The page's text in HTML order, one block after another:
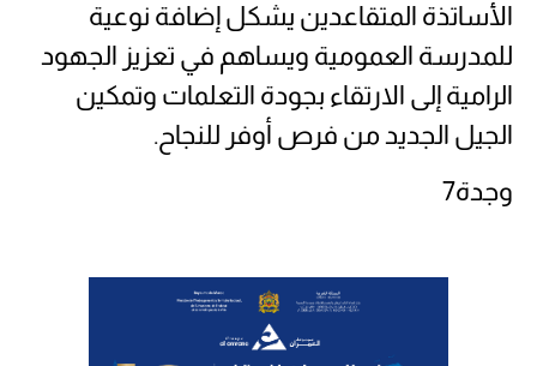
الأساتذة المتقاعدين يشكل إضافة نوعية
للمدرسة العمومية ويساهم في تعزيز الجهود
الرامية إلى الارتقاء بجودة التعلمات وتمكين
الجيل الجديد من فرص أوفر للنجاح.
وجدة7